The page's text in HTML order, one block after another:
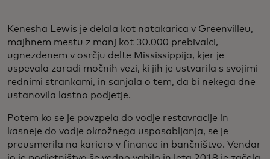
Kenesha Lewis je delala kot natakarica v Greenvilleu,
majhnem mestu z manj kot 30.000 prebivalci,
ugnezdenem v osrčju delte Mississippija, kjer je
uspevala zaradi močnih vezi, ki jih je ustvarila s svojimi
rednimi strankami, in sanjala o tem, da bi nekega dne
ustanovila lastno podjetje.
Potem ko se je povzpela do vodje restavracije in
kasneje do vodje okrožnega usposabljanja, se je
preusmerila na kariero v finance in bančništvo. Vendar